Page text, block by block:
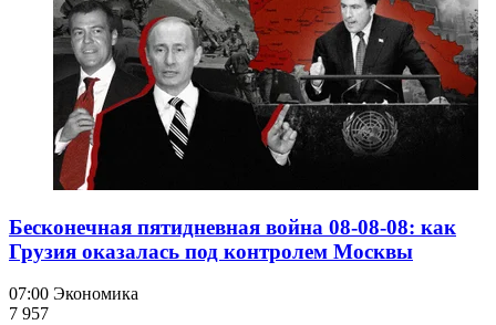
Бесконечная пятидневная война 08-08-08: как
Грузия оказалась под контролем Москвы
07:00 Экономика
7 957